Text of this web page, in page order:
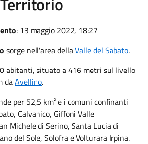
: 13 maggio 2022, 18:27
sorge nell'area dellaValle del Sabato.
abitanti, situato a 416 metri sul livello
daAvellino.
per 52,5 km² e i comuni confinanti
Calvanico, Giffoni Valle
Michele di Serino, Santa Lucia di
del Sole, Solofra e Volturara Irpina.